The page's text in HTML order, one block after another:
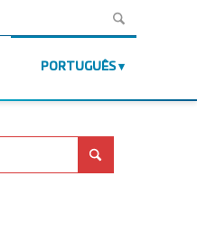
PORTUGUÊS